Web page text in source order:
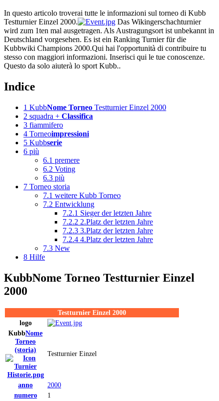
In questo articolo troverai tutte le informazioni sul torneo di Kubb
Testturnier Einzel 2000.
Das Wikingerschachturnier
wird zum 1ten mal ausgetragen. Als Austragungsort ist unbekannt in
Deutschland vorgesehen. Es ist ein Ranking Turnier für die
Kubbwiki Champions 2000.Qui hai l'opportunità di contribuire tu
stesso con maggiori informazioni. Inserisci qui le tue conoscenze.
Questo da solo aiuterà lo sport Kubb..
Indice
1 KubbNome Torneo Testturnier Einzel 2000
2 squadra + Classifica
3 fiammifero
4 Torneoimpressioni
5 Kubbserie
6 più
6.1 premere
6.2 Voting
6.3 più
7 Torneo storia
7.1 weitere Kubb Torneo
7.2 Entwicklung
7.2.1 Sieger der letzten Jahre
7.2.2 2.Platz der letzten Jahre
7.2.3 3.Platz der letzten Jahre
7.2.4 4.Platz der letzten Jahre
7.3 New
8 Hilfe
KubbNome Torneo Testturnier Einzel
2000
Testturnier Einzel 2000
logo
KubbNome
Torneo
(storia)
Testturnier Einzel
anno
2000
numero
1